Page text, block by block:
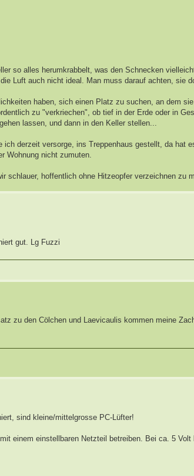
so alles herumkrabbelt, was den Schnecken
Luft auch nicht ideal. Man muss darauf achten, sie
haben, sich einen Platz zu suchen, an dem
zu "verkriechen", ob tief in der Erde oder in
lassen, und dann in den Keller stellen...
derzeit versorge, ins Treppenhaus gestellt, da hat
Wohnung nicht zumuten.
schlauer, hoffentlich ohne Hitzeopfer verzeichnen zu
gut. Lg Fuzzi
zu den Cölchen und Laevicaulis kommen meine
sind kleine/mittelgrosse PC-Lüfter!
einem einstellbaren Netzteil betreiben. Bei ca. 5 Volt